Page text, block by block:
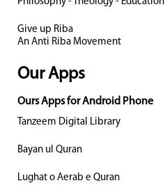
Give up Riba
An Anti Riba Movement
Our Apps
Ours Apps for Android Phone
Tanzeem Digital Library
Bayan ul Quran
Lughat o Aerab e Quran